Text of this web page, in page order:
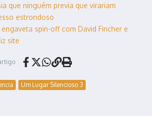
que ninguém previa que virariam
estrondoso
spin-off com David Fincher e
site
Um Lugar Silencioso 3